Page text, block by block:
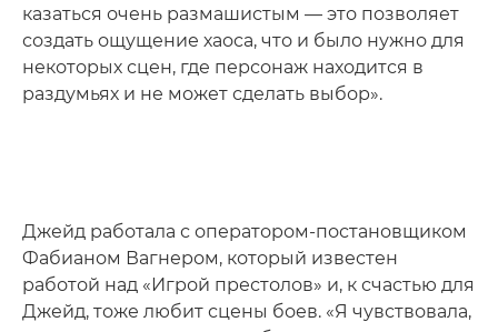
казаться очень размашистым — это позволяет
создать ощущение хаоса, что и было нужно для
некоторых сцен, где персонаж находится в
раздумьях и не может сделать выбор».
Джейд работала с оператором-постановщиком
Фабианом Вагнером, который известен
работой над «Игрой престолов» и, к счастью для
Джейд, тоже любит сцены боев. «Я чувствовала,